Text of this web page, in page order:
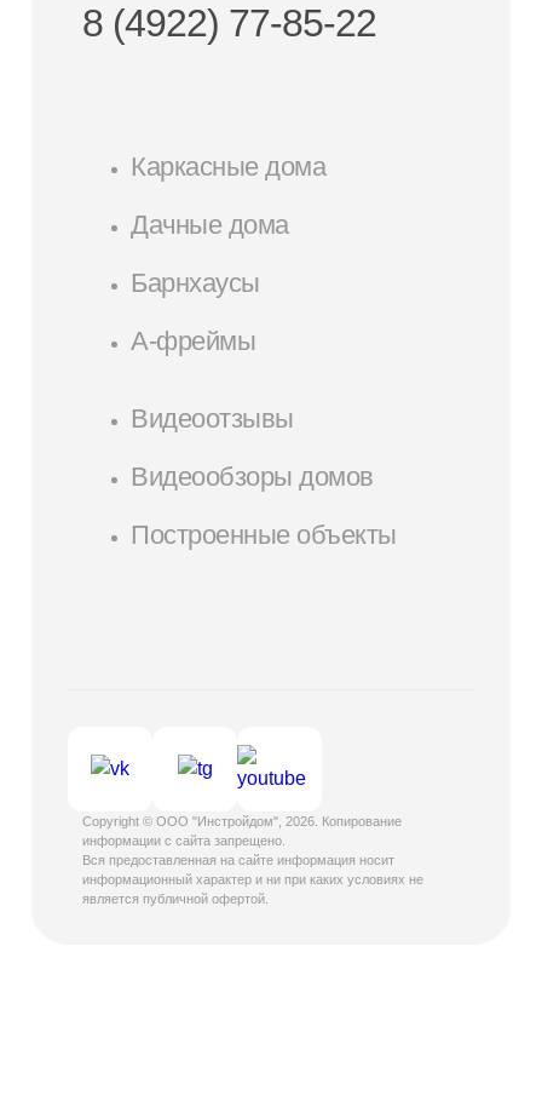
8 (4922) 77-85-22
Каркасные дома
Дачные дома
Барнхаусы
А-фреймы
Видеоотзывы
Видеообзоры домов
Построенные объекты
Copyright © ООО "Инстройдом", 2026. Копирование
информации с сайта запрещено.
Вся предоставленная на сайте информация носит
информационный характер и ни при каких условиях не
является публичной офертой.